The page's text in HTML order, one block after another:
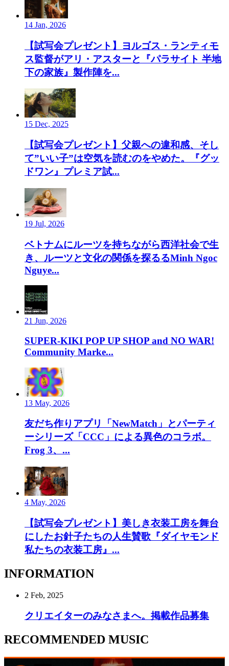
14 Jan, 2026
【試写会プレゼント】ヨルゴス・ランティモ
ス監督がアリ・アスターと『パラサイト 半地
下の家族』製作陣を...
15 Dec, 2025
【試写会プレゼント】父親への違和感、そし
て”いい子”は空気を読むのをやめた。『グッ
ドワン』プレミア試...
19 Jul, 2026
ベトナムにルーツを持ちながら西洋社会で生
き、ルーツと文化の関係を探るるMinh Ngoc
Nguye...
21 Jun, 2026
SUPER-KIKI POP UP SHOP and NO WAR!
Community Marke...
13 May, 2026
友だち作りアプリ「NewMatch」とパーティ
ーシリーズ「CCC」による異色のコラボ。
Frog 3、...
4 May, 2026
【試写会プレゼント】美しき衣装工房を舞台
にしたお針子たちの人生賛歌『ダイヤモンド
私たちの衣装工房』...
INFORMATION
2 Feb, 2025
クリエイターのみなさまへ。掲載作品募集
RECOMMENDED MUSIC